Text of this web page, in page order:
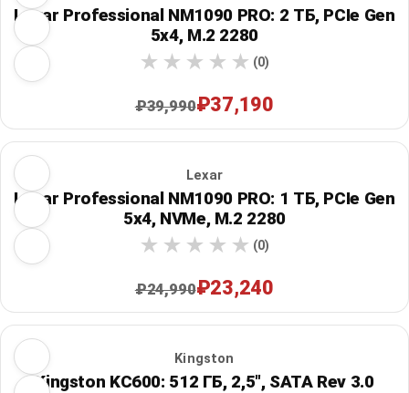
Lexar Professional NM1090 PRO: 2 ТБ, PCIe Gen
5x4, M.2 2280
(0)
₽39,990₽37,190
Lexar
Lexar Professional NM1090 PRO: 1 ТБ, PCIe Gen
5x4, NVMe, M.2 2280
(0)
₽24,990₽23,240
Kingston
Kingston KC600: 512 ГБ, 2,5", SATA Rev 3.0